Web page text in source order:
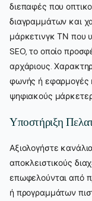
διεπαφές που
διαγραμμάτων και
μάρκετινγκ ΤΝ που
SEO, το οποίο
αρχάριους.
φωνής ή εφαρμογές
ψηφιακούς
Υποστήριξη
Αξιολογήστε
αποκλειστικούς
επωφελούνται από
ή προγραμμάτων